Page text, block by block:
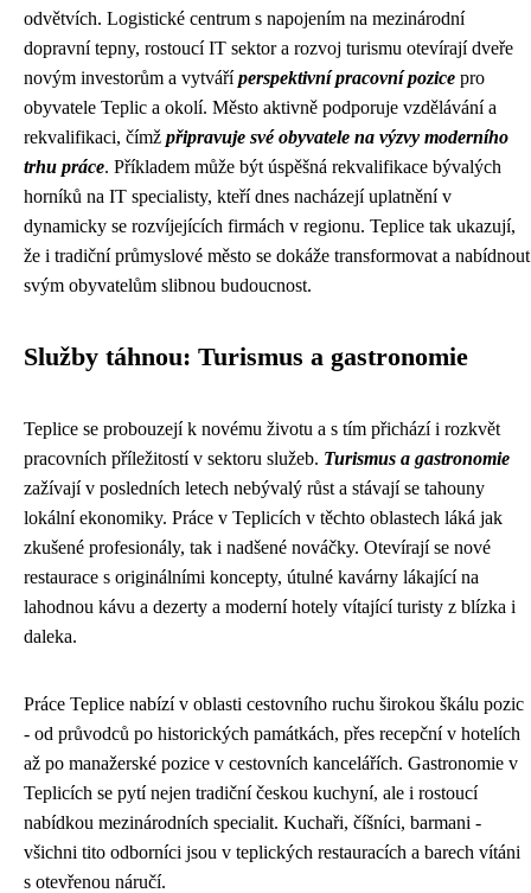
odvětvích. Logistické centrum s napojením na mezinárodní
dopravní tepny, rostoucí IT sektor a rozvoj turismu otevírají dveře
novým investorům a vytváříperspektivní pracovní pozice pro
obyvatele Teplic a okolí. Město aktivně podporuje vzdělávání a
rekvalifikaci, čímž připravuje své obyvatele na výzvy moderního
trhu práce. Příkladem může být úspěšná rekvalifikace bývalých
horníků na IT specialisty, kteří dnes nacházejí uplatnění v
dynamicky se rozvíjejících firmách v regionu. Teplice tak ukazují,
že i tradiční průmyslové město se dokáže transformovat a nabídnout
svým obyvatelům slibnou budoucnost.
Služby táhnou: Turismus a gastronomie
Teplice se probouzejí k novému životu a s tím přichází i rozkvět
pracovních příležitostí v sektoru služeb. Turismus a gastronomie
zažívají v posledních letech nebývalý růst a stávají se tahouny
lokální ekonomiky. Práce v Teplicích v těchto oblastech láká jak
zkušené profesionály, tak i nadšené nováčky. Otevírají se nové
restaurace s originálními koncepty, útulné kavárny lákající na
lahodnou kávu a dezerty a moderní hotely vítající turisty z blízka i
daleka.
Práce Teplice nabízí v oblasti cestovního ruchu širokou škálu pozic
- od průvodců po historických památkách, přes recepční v hotelích
až po manažerské pozice v cestovních kancelářích. Gastronomie v
Teplicích se pytí nejen tradiční českou kuchyní, ale i rostoucí
nabídkou mezinárodních specialit. Kuchaři, číšníci, barmani -
všichni tito odborníci jsou v teplických restauracích a barech vítáni
s otevřenou náručí.